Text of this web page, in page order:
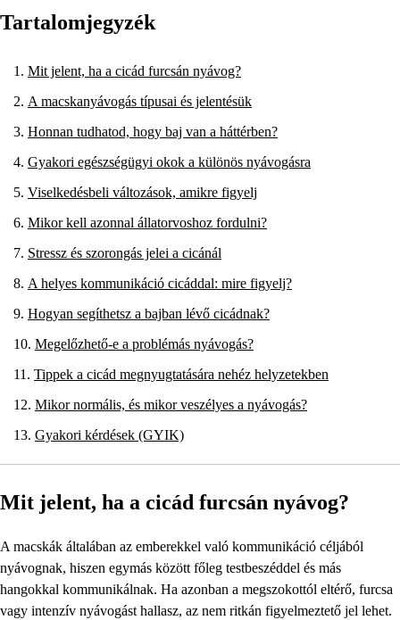
Tartalomjegyzék
Mit jelent, ha a cicád furcsán nyávog?
A macskanyávogás típusai és jelentésük
Honnan tudhatod, hogy baj van a háttérben?
Gyakori egészségügyi okok a különös nyávogásra
Viselkedésbeli változások, amikre figyelj
Mikor kell azonnal állatorvoshoz fordulni?
Stressz és szorongás jelei a cicánál
A helyes kommunikáció cicáddal: mire figyelj?
Hogyan segíthetsz a bajban lévő cicádnak?
Megelőzhető-e a problémás nyávogás?
Tippek a cicád megnyugtatására nehéz helyzetekben
Mikor normális, és mikor veszélyes a nyávogás?
Gyakori kérdések (GYIK)
Mit jelent, ha a cicád furcsán nyávog?
A macskák általában az emberekkel való kommunikáció céljából
nyávognak, hiszen egymás között főleg testbeszéddel és más
hangokkal kommunikálnak. Ha azonban a megszokottól eltérő, furcsa
vagy intenzív nyávogást hallasz, az nem ritkán figyelmeztető jel lehet.